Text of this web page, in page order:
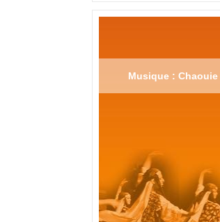
Musique : Chaouie